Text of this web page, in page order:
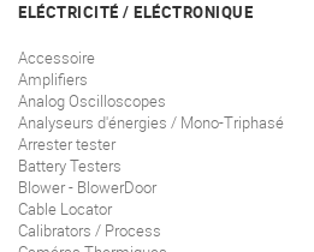
ELÉCTRICITÉ / ELÉCTRONIQUE
Accessoire
Amplifiers
Analog Oscilloscopes
Analyseurs d'énergies / Mono-Triphasé
Arrester tester
Battery Testers
Blower - BlowerDoor
Cable Locator
Calibrators / Process